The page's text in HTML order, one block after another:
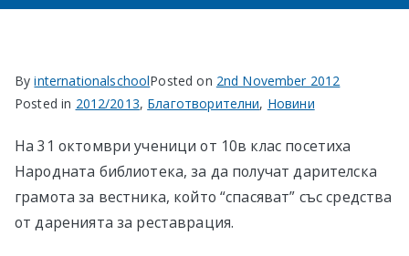
Междуна
родно
училище
в София
ByinternationalschoolPosted on 2nd November 2012
Posted in 2012/2013, Благотворителни, Новини
На 31 октомври ученици от 10в клас посетиха
Народната библиотека, за да получат дарителска
грамота за вестника, който “спасяват” със средства
oт даренията за реставрация.